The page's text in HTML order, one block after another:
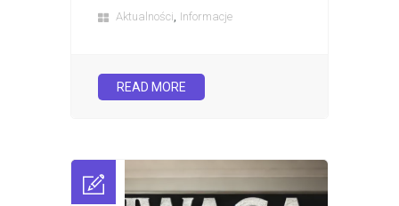
Aktualności Informacje
READ MORE